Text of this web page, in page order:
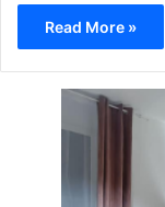
Read More »